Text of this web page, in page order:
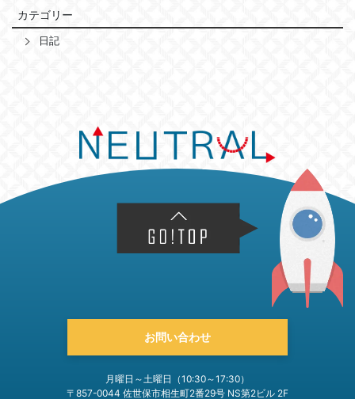
カテゴリー
日記
お問い合わせ
月曜日～土曜日（10:30～17:30）
〒857-0044 佐世保市相生町2番29号 NS第2ビル 2F